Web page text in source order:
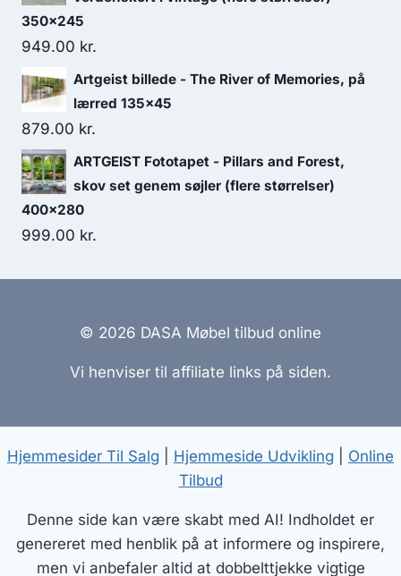
350x245
949.00 kr.
Artgeist billede - The River of Memories, på
lærred 135x45
879.00 kr.
ARTGEIST Fototapet - Pillars and Forest,
skov set genem søjler (flere størrelser)
400x280
999.00 kr.
© 2026 DASA Møbel tilbud online
Vi henviser til affiliate links på siden.
Hjemmesider Til Salg Hjemmeside Udvikling
Online
Tilbud
Denne side kan være skabt med AI! Indholdet er
genereret med henblik på at informere og inspirere,
men vi anbefaler altid at dobbelttjekke vigtige